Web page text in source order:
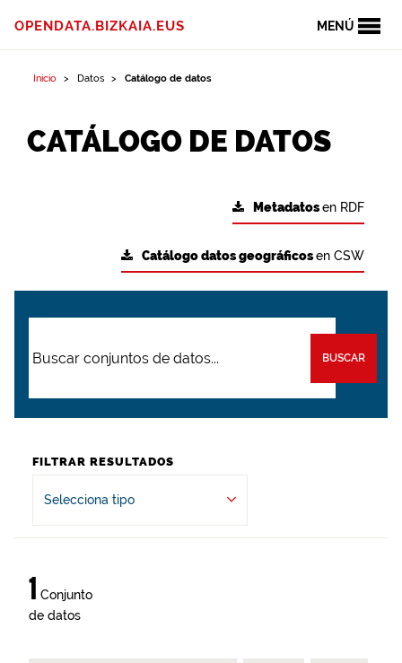
MENÚ
OPENDATA.BIZKAIA.EUS
Inicio Datos Catálogo de datos
CATÁLOGO DE DATOS
Metadatosen RDF
Catálogo datos geográficosen CSW
BUSCAR
FILTRAR RESULTADOS
Selecciona tipo
1 Conjunto
de datos